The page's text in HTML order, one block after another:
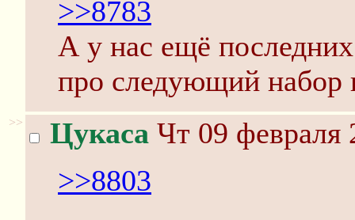
>>8783
А у нас ещё
про следующий набор
>> Цукаса Чт 09 февраля
>>8803